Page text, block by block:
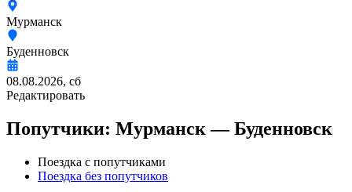
Мурманск
Буденновск
08.08.2026, сб
Редактировать
Попутчики: Мурманск —Буденновск
Поездка с попутчиками
Поездка без попутчиков